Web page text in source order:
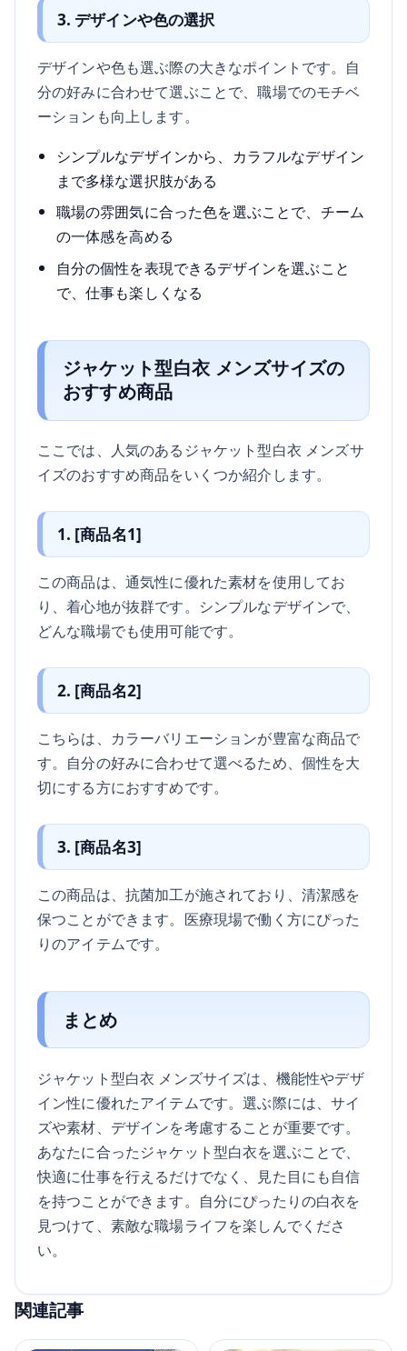
3. デザインや色の選択
デザインや色も選ぶ際の大きなポイントです。自
分の好みに合わせて選ぶことで、職場でのモチベ
ーションも向上します。
シンプルなデザインから、カラフルなデザイン
まで多様な選択肢がある
職場の雰囲気に合った色を選ぶことで、チーム
の一体感を高める
自分の個性を表現できるデザインを選ぶこと
で、仕事も楽しくなる
ジャケット型白衣 メンズサイズの
おすすめ商品
ここでは、人気のあるジャケット型白衣 メンズサ
イズのおすすめ商品をいくつか紹介します。
1. [商品名1]
この商品は、通気性に優れた素材を使用してお
り、着心地が抜群です。シンプルなデザインで、
どんな職場でも使用可能です。
2. [商品名2]
こちらは、カラーバリエーションが豊富な商品で
す。自分の好みに合わせて選べるため、個性を大
切にする方におすすめです。
3. [商品名3]
この商品は、抗菌加工が施されており、清潔感を
保つことができます。医療現場で働く方にぴった
りのアイテムです。
まとめ
ジャケット型白衣 メンズサイズは、機能性やデザ
イン性に優れたアイテムです。選ぶ際には、サイ
ズや素材、デザインを考慮することが重要です。
あなたに合ったジャケット型白衣を選ぶことで、
快適に仕事を行えるだけでなく、見た目にも自信
を持つことができます。自分にぴったりの白衣を
見つけて、素敵な職場ライフを楽しんでくださ
い。
関連記事